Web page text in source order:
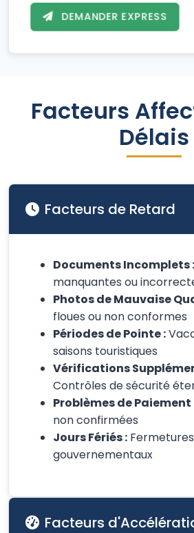
DEMANDER EXPRESS
Facteurs
Délais
Facteurs de Retard
Documents Incomplets :
manquantes ou
Photos de Mauvaise
floues ou non conformes
Périodes de Pointe :
saisons touristiques
Vérifications
Contrôles de sécurité
Problèmes de Paiement
non confirmées
Jours Fériés :
gouvernementaux
Facteurs